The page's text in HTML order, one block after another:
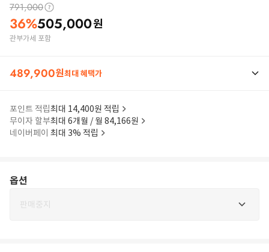
791,000
36%505,000원
관부가세 포함
489,900원최대 혜택가
포인트 적립최대 14,400원 적립
무이자 할부최대 6개월 / 월 84,166원
네이버페이 최대 3% 적립
옵션
판매중지